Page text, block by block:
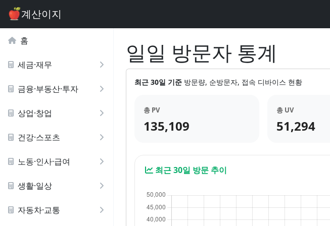
계산이지
홈
세금·재무
금융·부동산·투자
상업·창업
건강·스포츠
노동·인사·급여
생활·일상
자동차·교통
일일 방문자 통계
최근 30일 기준 방문량, 순방문자, 접속 디바이스 현황
총 PV
135,109
총 UV
51,294
최근 30일 방문 추이